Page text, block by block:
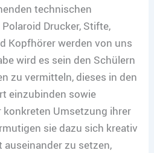
technischen
Drucker, Stifte,
Kopfhörer werden von uns
wird es sein den Schülern
zu vermitteln, dieses in den
einzubinden sowie
Umsetzung ihrer
sie dazu sich kreativ
zu setzen,